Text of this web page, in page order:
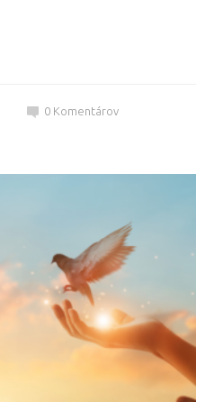
0 Komentárov